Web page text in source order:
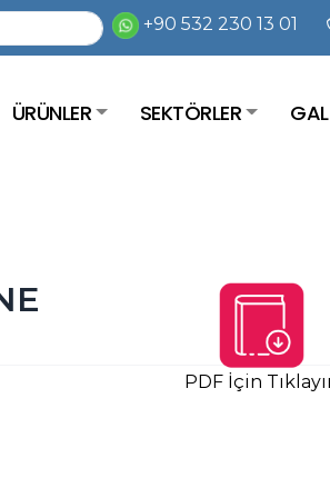
+90 532 230 13 01
ÜRÜNLER SEKTÖRLER
PDF İçin